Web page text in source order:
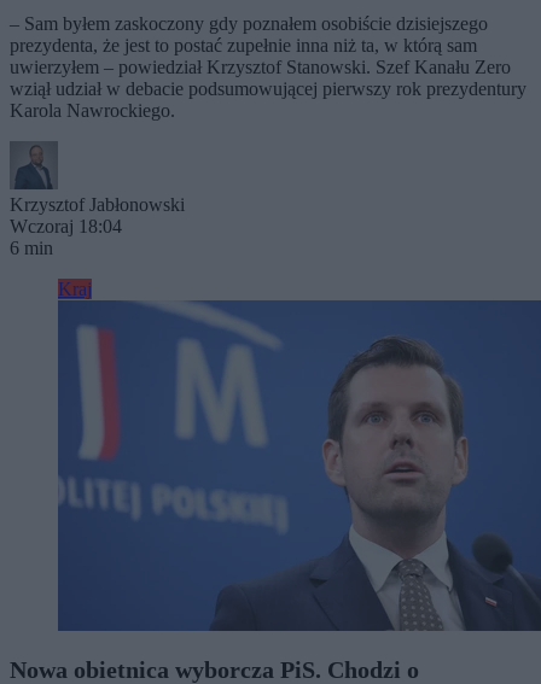
– Sam byłem zaskoczony gdy poznałem osobiście dzisiejszego
prezydenta, że jest to postać zupełnie inna niż ta, w którą sam
uwierzyłem – powiedział Krzysztof Stanowski. Szef Kanału Zero
wziął udział w debacie podsumowującej pierwszy rok prezydentury
Karola Nawrockiego.
Krzysztof Jabłonowski
Wczoraj 18:04
6 min
Kraj
Nowa obietnica wyborcza PiS. Chodzi o